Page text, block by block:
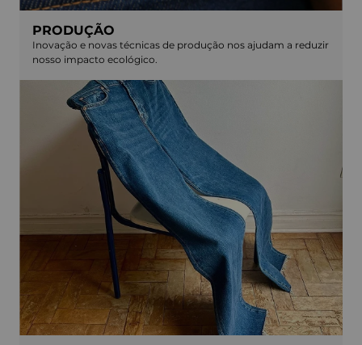
PRODUÇÃO
Inovação e novas técnicas de produção nos ajudam a reduzir
nosso impacto ecológico.